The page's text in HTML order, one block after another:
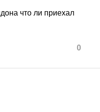
что ли приехал
0